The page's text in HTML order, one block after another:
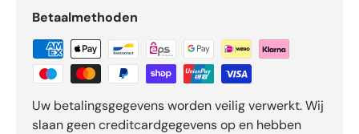
Betaalmethoden
Uw betalingsgegevens worden veilig verwerkt. Wij
slaan geen creditcardgegevens op en hebben